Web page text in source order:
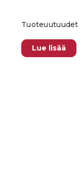
Tuoteuutuudet
Lue lisää